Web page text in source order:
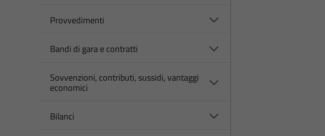
Provvedimenti
Bandi di gara e contratti
Sovvenzioni, contributi, sussidi, vantaggi
economici
Bilanci